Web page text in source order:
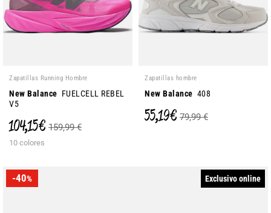
Zapatillas Running Hombre
New Balance FUELCELL REBEL
V5
104,15 € 159,99 €
10 colores
Zapatillas hombre
New Balance 408
55,19 € 79,99 €
-40% Exclusivo online